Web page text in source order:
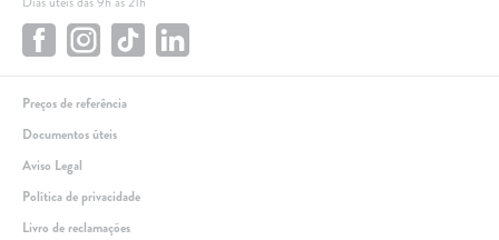
Preços de referência
Documentos úteis
Aviso Legal
Política de privacidade
Livro de reclamações